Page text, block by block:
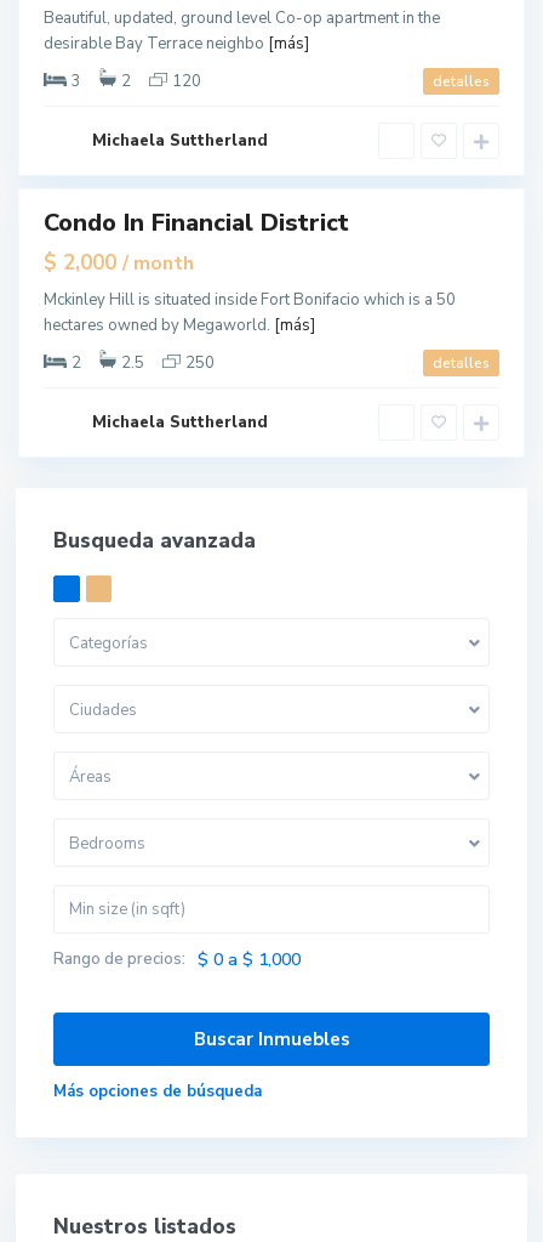
Beautiful, updated, ground level Co-op apartment in the
desirable Bay Terrace neighbo [más]
3
2 120 detalles
Michaela Suttherland
t
a
n
N
e
k
Condo In Financial District
$ 2,000 / month
Mckinley Hill is situated inside Fort Bonifacio which is a 50
hectares owned by Megaworld. [más]
2
2.5 250 detalles
Michaela Suttherland
Busqueda avanzada
Categorías
Ciudades
Áreas
Bedrooms
Rango de precios: $ 0 a $ 1,000
Más opciones de búsqueda
Nuestros listados